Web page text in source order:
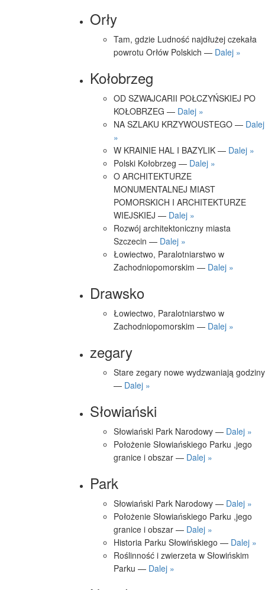
Orły
Tam, gdzie Ludność najdłużej czekała
powrotu Orłów Polskich — Dalej »
Kołobrzeg
OD SZWAJCARII POŁCZYŃSKIEJ PO
KOŁOBRZEG — Dalej »
NA SZLAKU KRZYWOUSTEGO — Dalej
»
W KRAINIE HAL I BAZYLIK — Dalej »
Polski Kołobrzeg — Dalej »
O ARCHITEKTURZE
MONUMENTALNEJ MIAST
POMORSKICH I ARCHITEKTURZE
WIEJSKIEJ — Dalej »
Rozwój architektoniczny miasta
Szczecin — Dalej »
Łowiectwo, Paralotniarstwo w
Zachodniopomorskim — Dalej »
Drawsko
Łowiectwo, Paralotniarstwo w
Zachodniopomorskim — Dalej »
zegary
Stare zegary nowe wydzwaniają godziny
— Dalej »
Słowiański
Słowiański Park Narodowy — Dalej »
Położenie Słowiańskiego Parku ,jego
granice i obszar — Dalej »
Park
Słowiański Park Narodowy — Dalej »
Położenie Słowiańskiego Parku ,jego
granice i obszar — Dalej »
Historia Parku Słowińskiego — Dalej »
Roślinność i zwierzeta w Słowińskim
Parku — Dalej »